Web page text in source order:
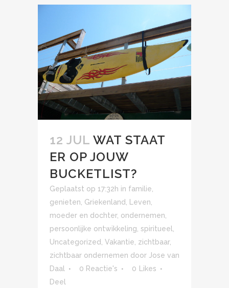
12 JUL WAT STAAT
ER OP JOUW
BUCKETLIST?
Geplaatst op 17:32h in familie
genieten Griekenland Leven
moeder en dochter, ondernemen
persoonlijke ontwikkeling spiritueel
Uncategorized Vakantie zichtbaar,
zichtbaar ondernemen door Jose van
Daal
0 Reactie's 0
Likes
Deel